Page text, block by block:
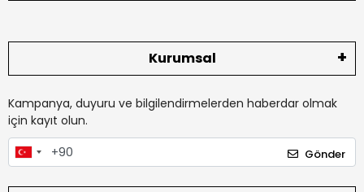
Kurumsal
Kampanya, duyuru ve bilgilendirmelerden haberdar olmak
için kayıt olun.
Gönder